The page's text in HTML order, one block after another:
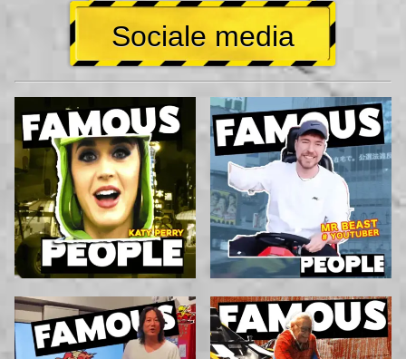
Sociale media